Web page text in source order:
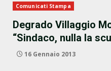
Comunicati Stampa
Degrado Villaggio
“Sindaco, nulla la
16 Gennaio 2013